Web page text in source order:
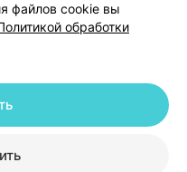
Cookie
| 220012, Республика Беларусь,
файлов cookie вы
обработки